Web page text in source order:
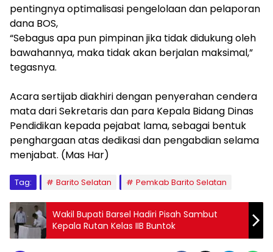
pentingnya optimalisasi pengelolaan dan pelaporan
dana BOS,
‎“Sebagus apa pun pimpinan jika tidak didukung oleh
bawahannya, maka tidak akan berjalan maksimal,”
tegasnya.
‎Acara sertijab diakhiri dengan penyerahan cendera
mata dari Sekretaris dan para Kepala Bidang Dinas
Pendidikan kepada pejabat lama, sebagai bentuk
penghargaan atas dedikasi dan pengabdian selama
menjabat. (Mas Har)
Tag: Barito Selatan Pemkab Barito Selatan
Wakil Bupati Barsel Hadiri Pisah Sambut
Kepala Rutan Kelas IIB Buntok‎